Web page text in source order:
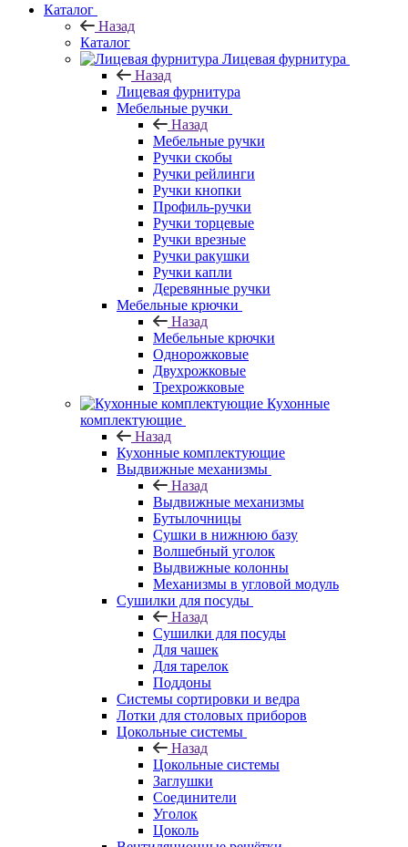
Каталог
Назад
Каталог
Лицевая фурнитура
Назад
Лицевая фурнитура
Мебельные ручки
Назад
Мебельные ручки
Ручки скобы
Ручки рейлинги
Ручки кнопки
Профиль-ручки
Ручки торцевые
Ручки врезные
Ручки ракушки
Ручки капли
Деревянные ручки
Мебельные крючки
Назад
Мебельные крючки
Однорожковые
Двухрожковые
Трехрожковые
Кухонные
комплектующие
Назад
Кухонные комплектующие
Выдвижные механизмы
Назад
Выдвижные механизмы
Бутылочницы
Сушки в нижнюю базу
Волшебный уголок
Выдвижные колонны
Механизмы в угловой модуль
Сушилки для посуды
Назад
Сушилки для посуды
Для чашек
Для тарелок
Поддоны
Системы сортировки и ведра
Лотки для столовых приборов
Цокольные системы
Назад
Цокольные системы
Заглушки
Соединители
Уголок
Цоколь